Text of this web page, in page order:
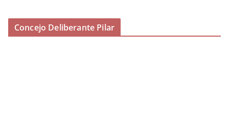
Concejo Deliberante Pilar